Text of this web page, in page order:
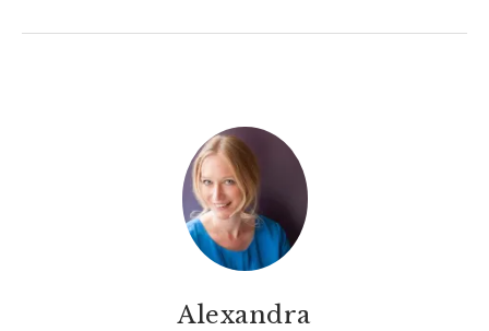
Alexandra